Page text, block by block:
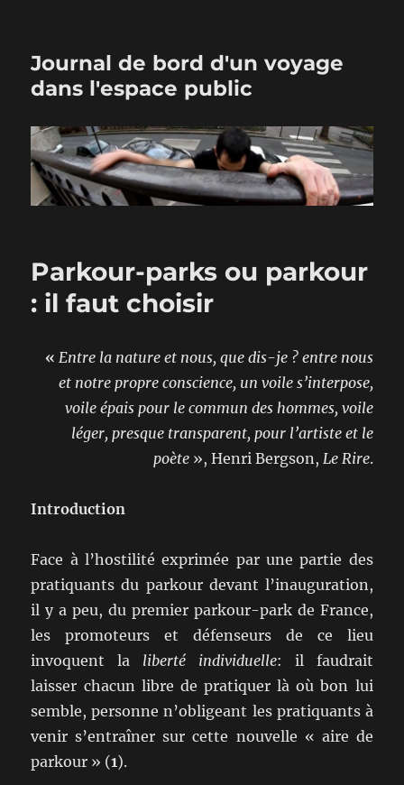
Journal de bord d'un voyage
dans l'espace public
Parkour-parks ou parkour
: il faut choisir
« Entre la nature et nous, que dis-je ? entre nous
et notre propre conscience, un voile s’interpose,
voile épais pour le commun des hommes, voile
léger, presque transparent, pour l’artiste et le
poète », Henri Bergson, Le Rire.
Introduction
Face à l’hostilité exprimée par une partie des
pratiquants du parkour devant l’inauguration,
il y a peu, du premier parkour-park de France,
les promoteurs et défenseurs de ce lieu
invoquent la liberté individuelle: il faudrait
laisser chacun libre de pratiquer là où bon lui
semble, personne n’obligeant les pratiquants à
venir s’entraîner sur cette nouvelle « aire de
parkour » (1).